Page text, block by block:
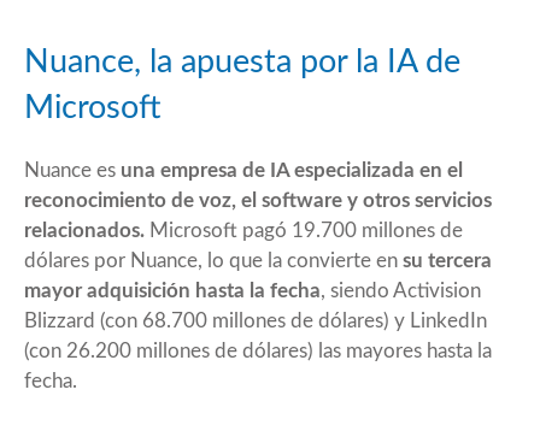
Nuance, la apuesta por la IA de
Microsoft
Nuance es una empresa de IA especializada en el
reconocimiento de voz, el software y otros servicios
relacionados. Microsoft pagó 19.700 millones de
dólares por Nuance, lo que la convierte en su tercera
mayor adquisición hasta la fecha, siendo Activision
Blizzard (con 68.700 millones de dólares) y LinkedIn
(con 26.200 millones de dólares) las mayores hasta la
fecha.